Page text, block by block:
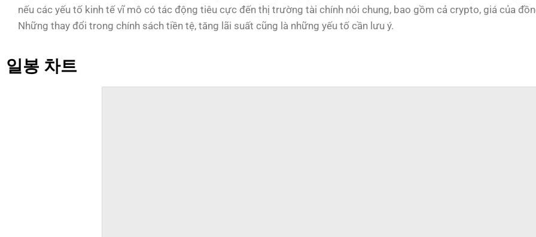
nếu các yếu tố kinh tế vĩ mô có tác động tiêu cực đến thị trường tài chính nói chung, bao gồm cả crypto, giá của
Những thay đổi trong chính sách tiền tệ, tăng lãi suất cũng là những yếu tố cần lưu ý.
일봉 차트